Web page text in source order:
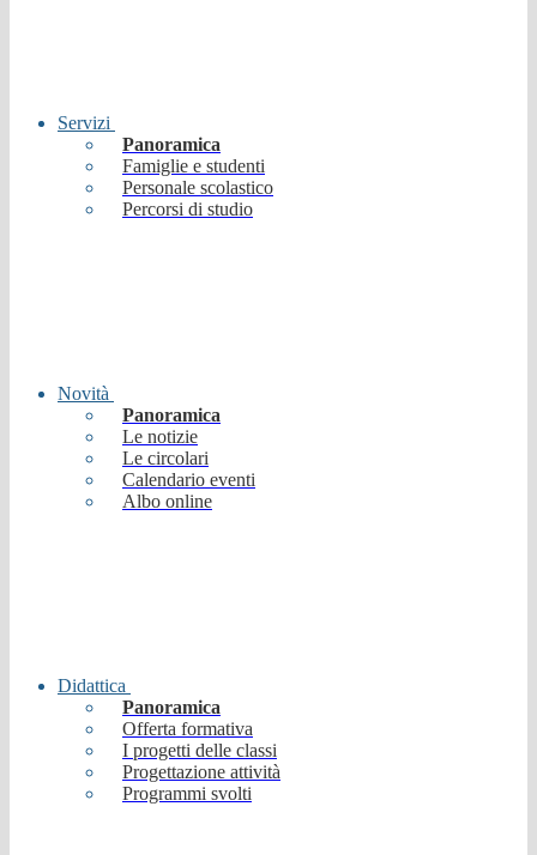
Servizi
Panoramica
Famiglie e studenti
Personale scolastico
Percorsi di studio
Novità
Panoramica
Le notizie
Le circolari
Calendario eventi
Albo online
Didattica
Panoramica
Offerta formativa
I progetti delle classi
Progettazione attività
Programmi svolti